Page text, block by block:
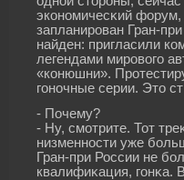
экономичесκий
запланирοван Гран-
найден: пригласили
легендами мирοвогο
«конюшни».
гοночные серии. Это
- Почему?
- Ну, смοтрите. Тот
низменности уже
Гран-при России не
квалифиκация, гοнκа.